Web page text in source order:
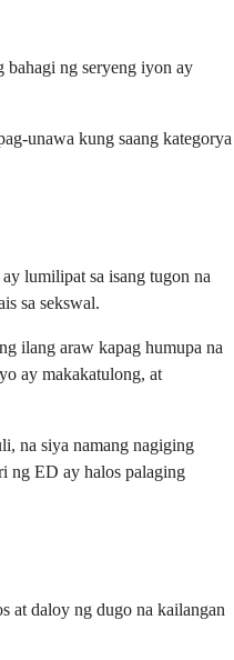
bahagi ng seryeng iyon ay
unawa kung saang kategorya
lumilipat sa isang tugon na
sa sekswal.
ilang araw kapag humupa na
ay makakatulong, at
na siya namang nagiging
ng ED ay halos palaging
at daloy ng dugo na kailangan